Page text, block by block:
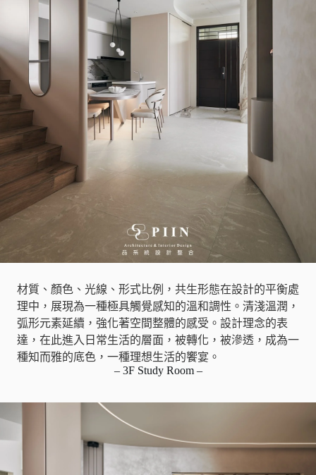
材質、顏色、光線、形式比例，共生形態在設計的平衡處
理中，展現為一種極具觸覺感知的溫和調性。清淺溫潤，
弧形元素延續，強化著空間整體的感受。設計理念的表
達，在此進入日常生活的層面，被轉化，被滲透，成為一
種知而雅的底色，一種理想生活的饗宴。
– 3F Study Room –